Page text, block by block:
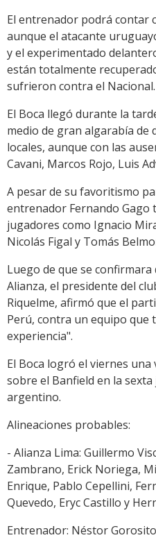
El entrenador podrá contar
aunque el atacante
y el experimentado
están totalmente
sufrieron contra el Nacional.
El Boca llegó durante la
medio de gran algarabía de
locales, aunque con las
Cavani, Marcos Rojo, Luis
A pesar de su favoritismo
entrenador Fernando Gago
jugadores como Ignacio
Nicolás Figal y Tomás
Luego de que se
Alianza, el presidente del
Riquelme, afirmó que el
Perú, contra un equipo que
experiencia".
El Boca logró el viernes
sobre el Banfield en la
argentino.
Alineaciones probables:
- Alianza Lima: Guillermo
Zambrano, Erick Noriega,
Enrique, Pablo Cepellini,
Quevedo, Eryc Castillo y
Entrenador: Néstor